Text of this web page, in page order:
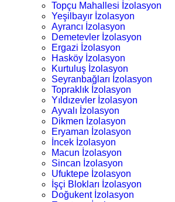
Topçu Mahallesi İzolasyon
Yeşilbayır İzolasyon
Ayrancı İzolasyon
Demetevler İzolasyon
Ergazi İzolasyon
Hasköy İzolasyon
Kurtuluş İzolasyon
Seyranbağları İzolasyon
Topraklık İzolasyon
Yıldızevler İzolasyon
Ayvalı İzolasyon
Dikmen İzolasyon
Eryaman İzolasyon
İncek İzolasyon
Macun İzolasyon
Sincan İzolasyon
Ufuktepe İzolasyon
İşçi Blokları İzolasyon
Doğukent İzolasyon